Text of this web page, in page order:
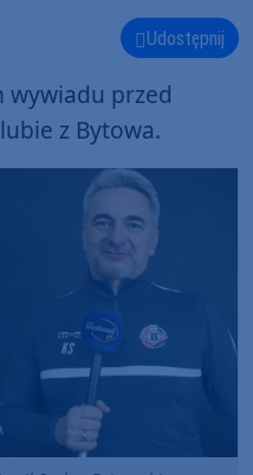
Udostępnij
wywiadu przed
z Bytowa.